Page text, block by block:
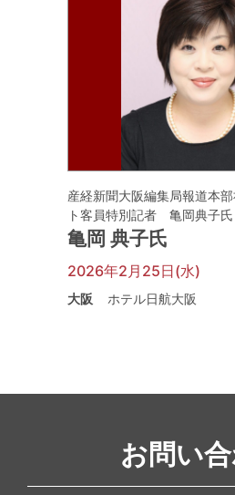
産経新聞大阪編集局報道本
ト客員特別記者 亀岡典子氏
亀岡 典子氏
2026年2月25日(水)
大阪 ホテル日航大阪
お問い